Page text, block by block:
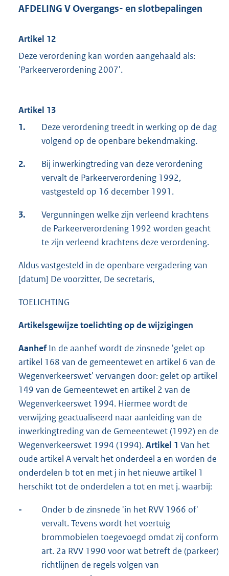
AFDELING V Overgangs- en slotbepalingen
Artikel 12
Deze verordening kan worden aangehaald als:
'Parkeerverordening 2007'.
Artikel 13
1.
Deze verordening treedt in werking op de dag
volgend op de openbare bekendmaking.
2.
Bij inwerkingtreding van deze verordening
vervalt de Parkeerverordening 1992,
vastgesteld op 16 december 1991.
3.
Vergunningen welke zijn verleend krachtens
de Parkeerverordening 1992 worden geacht
te zijn verleend krachtens deze verordening.
Aldus vastgesteld in de openbare vergadering van
[datum] De voorzitter, De secretaris,
TOELICHTING
Artikelsgewijze toelichting op de wijzigingen
AanhefIn de aanhef wordt de zinsnede 'gelet op
artikel 168 van de gemeentewet en artikel 6 van de
Wegenverkeerswet' vervangen door: gelet op artikel
149 van de Gemeentewet en artikel 2 van de
Wegenverkeerswet 1994. Hiermee wordt de
verwijzing geactualiseerd naar aanleiding van de
inwerkingtreding van de Gemeentewet (1992) en de
Wegenverkeerswet 1994 (1994).Artikel 1 Van het
oude artikel A vervalt het onderdeel a en worden de
onderdelen b tot en met j in het nieuwe artikel 1
herschikt tot de onderdelen a tot en met j. waarbij:
-
Onder b de zinsnede 'in het RVV 1966 of'
vervalt. Tevens wordt het voertuig
brommobielen toegevoegd omdat zij conform
art. 2a RVV 1990 voor wat betreft de (parkeer)
richtlijnen de regels volgen van